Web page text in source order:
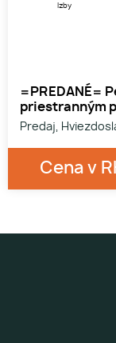
Izby
=PREDANÉ=
priestranným
Predaj,
Cena v